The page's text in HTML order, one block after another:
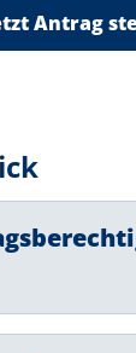
Antrag